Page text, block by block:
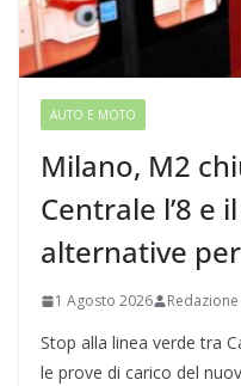
AUTO E MOTO
Milano, M2
Centrale l’8 e
alternative
1 Agosto 2026
Stop alla linea verde tra
le prove di carico del